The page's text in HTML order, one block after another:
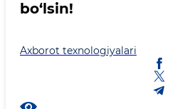
bo‘lsin!
Axborot texnologiyalari